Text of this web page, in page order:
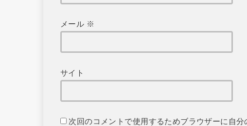
メール ※
サイト
次回のコメントで使用するためブラウザーに自